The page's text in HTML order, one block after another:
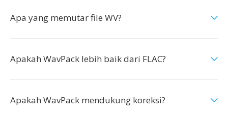
Apa yang memutar file WV?
Apakah WavPack lebih baik dari FLAC?
Apakah WavPack mendukung koreksi?